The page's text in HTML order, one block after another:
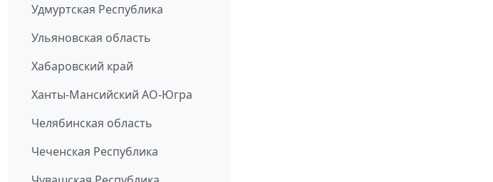
Удмуртская Республика
Ульяновская область
Хабаровский край
Ханты-Мансийский АО-Югра
Челябинская область
Чеченская Республика